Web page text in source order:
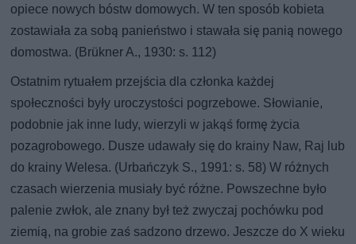
opiece nowych bóstw domowych. W ten sposób kobieta
zostawiała za sobą panieństwo i stawała się panią nowego
domostwa. (Brükner A., 1930: s. 112)
Ostatnim rytuałem przejścia dla członka każdej
społeczności były uroczystości pogrzebowe. Słowianie,
podobnie jak inne ludy, wierzyli w jakąś formę życia
pozagrobowego. Dusze udawały się do krainy Naw, Raj lub
do krainy Welesa. (Urbańczyk S., 1991: s. 58) W różnych
czasach wierzenia musiały być różne. Powszechne było
palenie zwłok, ale znany był też zwyczaj pochówku pod
ziemią, na grobie zaś sadzono drzewo. Jeszcze do X wieku